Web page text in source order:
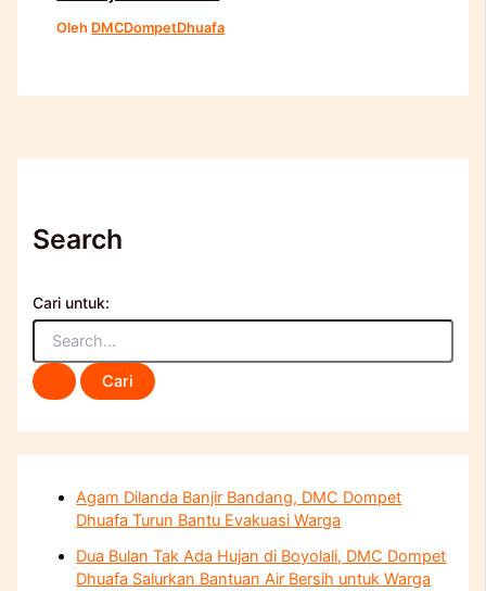
Oleh DMCDompetDhuafa
Search
Cari untuk:
Agam Dilanda Banjir Bandang, DMC Dompet
Dhuafa Turun Bantu Evakuasi Warga
Dua Bulan Tak Ada Hujan di Boyolali, DMC Dompet
Dhuafa Salurkan Bantuan Air Bersih untuk Warga